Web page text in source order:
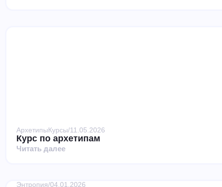
АрхетипыКурсы/11.05.2026
Курс по архетипам
Читать далее
Энтропия/04.01.2026